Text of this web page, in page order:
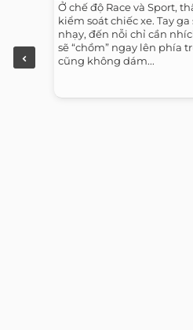
Ở chế độ Race và Sport,
kiểm soát chiếc xe. Tay
nhạy, đến nỗi chỉ cần
sẽ “chồm” ngay lên phía
cũng không dám...